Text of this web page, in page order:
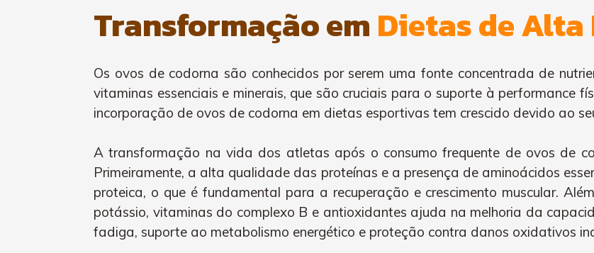
Transformação emDietas de
Os ovos de codorna são conhecidos por serem uma fonte concentrada de
vitaminas essenciais e minerais, que são cruciais para o suporte à performance
incorporação de ovos de codorna em dietas esportivas tem crescido devido ao
A transformação na vida dos atletas após o consumo frequente de ovos de
Primeiramente, a alta qualidade das proteínas e a presença de aminoácidos
proteica, o que é fundamental para a recuperação e crescimento muscular.
potássio, vitaminas do complexo B e antioxidantes ajuda na melhoria da
fadiga, suporte ao metabolismo energético e proteção contra danos oxidativos